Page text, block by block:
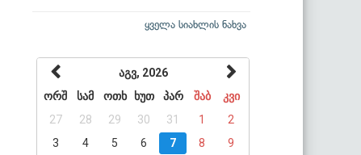
ყველა სიახლის ნახვა
აგვ, 2026
ორშ
სამ ოთხ ხუთ პარ შაბ
კვი
27
28 29 30 31 1
2
3
4 5 6 7 8
9